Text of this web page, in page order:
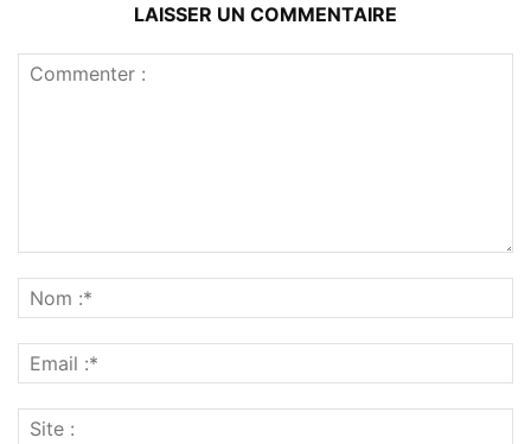
LAISSER UN COMMENTAIRE